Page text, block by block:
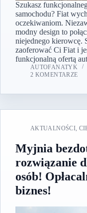
Szukasz
samochodu? Fiat
oczekiwaniom.
modny design to
niejednego kierowcę.
zaoferować Ci Fiat i
funkcjonalną ofertą
AUTOFANATYK
2 KOMENTARZE
AKTUALNOŚCI,
Myjnia
rozwiązanie
osób!
biznes!